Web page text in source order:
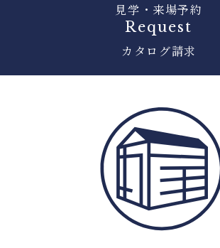
見学・来場予約
Request
カタログ請求